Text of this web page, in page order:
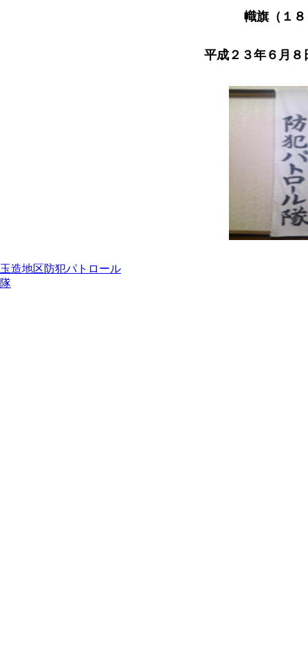
幟旗（１
平成２３年６月８
玉造地区防犯パトロール
隊